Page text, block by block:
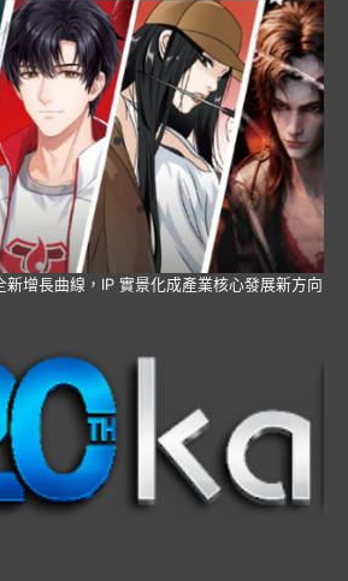
增長曲線，IP 實景化成產業核心發展新方向